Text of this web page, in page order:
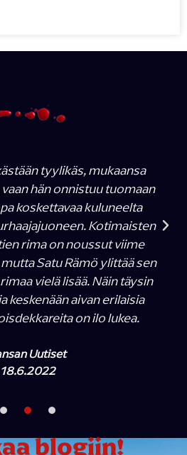
tyylikäs, mukaansa
hän onnistuu tuomaan
koskettavaa kuluneelta
Kotimaisten
rima on noussut viime
Satu Rämö ylittää sen
vielä lisää. Näin täysin
keskenään aivan erilaisia
on ilo lukea.
Uutiset
18.6.2022
blogiin!